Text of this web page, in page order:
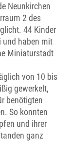
Neunkirchen
2 des
44 Kinder
und haben mit
Miniaturstadt
von 10 bis
gewerkelt,
benötigten
So konnten
und ihrer
ganz